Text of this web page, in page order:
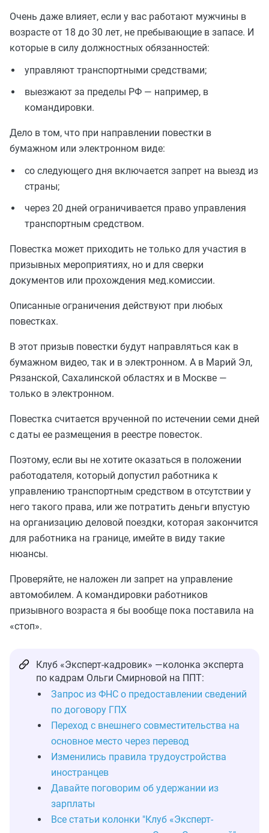
Очень даже влияет, если у вас работают мужчины в
возрасте от 18 до 30 лет, не пребывающие в запасе. И
которые в силу должностных обязанностей:
управляют транспортными средствами;
выезжают за пределы РФ — например, в
командировки.
Дело в том, что при направлении повестки в
бумажном или электронном виде:
со следующего дня включается запрет на выезд из
страны;
через 20 дней ограничивается право управления
транспортным средством.
Повестка может приходить не только для участия в
призывных мероприятиях, но и для сверки
документов или прохождения мед.комиссии.
Описанные ограничения действуют при любых
повестках.
В этот призыв повестки будут направляться как в
бумажном видео, так и в электронном. А в Марий Эл,
Рязанской, Сахалинской областях и в Москве —
только в электронном.
Повестка считается врученной по истечении семи дней
с даты ее размещения в реестре повесток.
Поэтому, если вы не хотите оказаться в положении
работодателя, который допустил работника к
управлению транспортным средством в отсутствии у
него такого права, или же потратить деньги впустую
на организацию деловой поездки, которая закончится
для работника на границе, имейте в виду такие
нюансы.
Проверяйте, не наложен ли запрет на управление
автомобилем. А командировки работников
призывного возраста я бы вообще пока поставила на
«стоп».
Клуб «Эксперт-кадровик» —колонка эксперта
по кадрам Ольги Смирновой на ППТ:
Запрос из ФНС о предоставлении сведений
по договору ГПХ
Переход с внешнего совместительства на
основное место через перевод
Изменились правила трудоустройства
иностранцев
Давайте поговорим об удержании из
зарплаты
Все статьи колонки "Клуб «Эксперт-